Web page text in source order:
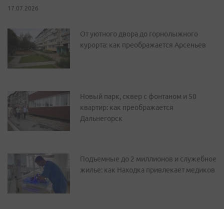
17.07.2026
От уютного двора до горнолыжного
курорта: как преображается Арсеньев
Новый парк, сквер с фонтаном и 50
квартир: как преображается
Дальнегорск
Подъемные до 2 миллионов и служебное
жилье: как Находка привлекает медиков